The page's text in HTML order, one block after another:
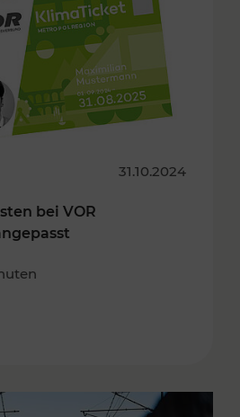
31.10.2024
bei VOR